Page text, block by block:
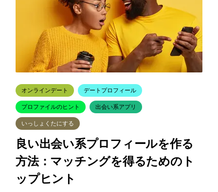
オンラインデート
デートプロフィール
プロファイルのヒント
出会い系アプリ
いっしょくたにする
良い出会い系プロフィールを作る
方法：マッチングを得るためのト
ップヒント